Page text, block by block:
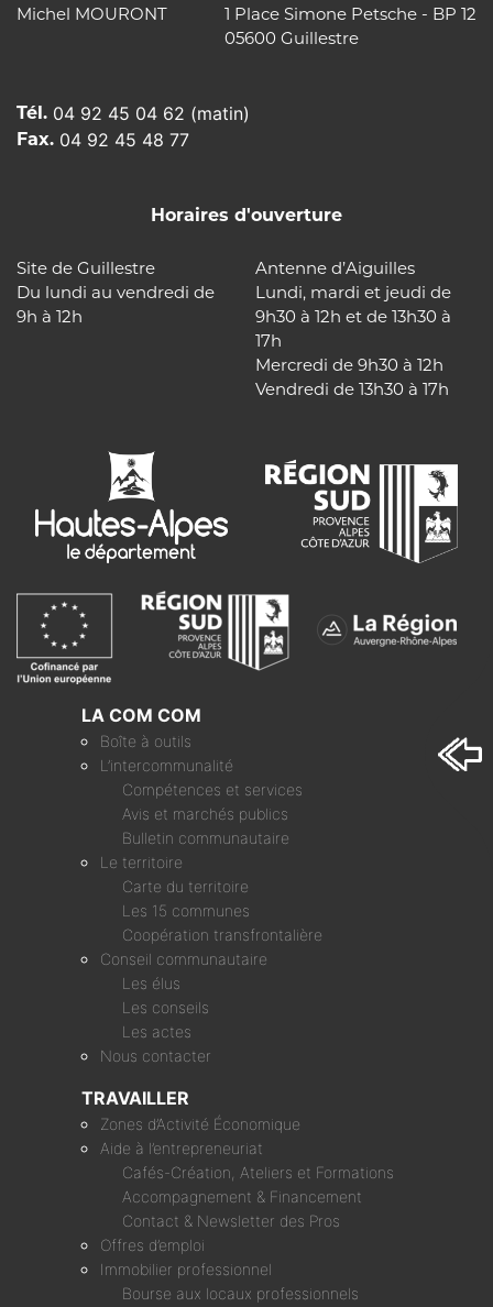
Michel MOURONT
1 Place Simone Petsche - BP 12
05600 Guillestre
Tél. 04 92 45 04 62 (matin)
Fax. 04 92 45 48 77
Horaires d'ouverture
Site de Guillestre
Du lundi au vendredi de
9h à 12h
Antenne d’Aiguilles
Lundi, mardi et jeudi de
9h30 à 12h et de 13h30 à
17h
Mercredi de 9h30 à 12h
Vendredi de 13h30 à 17h
LA COM COM
Boîte à outils
L’intercommunalité
Compétences et services
Avis et marchés publics
Bulletin communautaire
Le territoire
Carte du territoire
Les 15 communes
Coopération transfrontalière
Conseil communautaire
Les élus
Les conseils
Les actes
Nous contacter
TRAVAILLER
Zones d’Activité Économique
Aide à l’entrepreneuriat
Cafés-Création, Ateliers et Formations
Accompagnement & Financement
Contact & Newsletter des Pros
Offres d’emploi
Immobilier professionnel
Bourse aux locaux professionnels